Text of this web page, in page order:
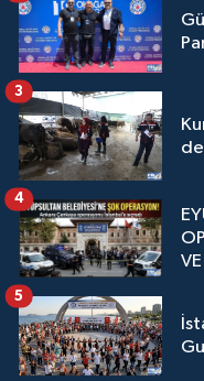
3
4
5